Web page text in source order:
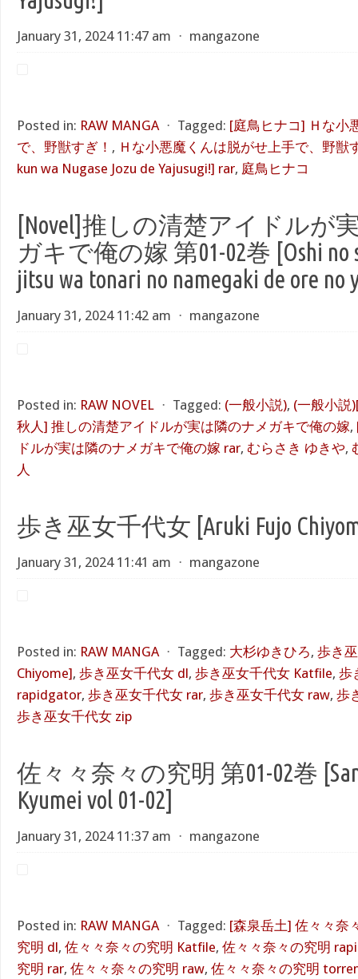
January 31, 2024 11:47 am ⋅ mangazone
Posted in: RAW MANGA ⋅ Tagged: [庭鳥ヒナコ] Ｈな小
で、野獣すぎ！ , Ｈな小悪魔くんは脱がせ上手で、野獣
kun wa Nugase Jozu de Yajusugi!] rar, 庭鳥ヒナコ
[Novel]推しの清楚アイドルが
ガキで俺の嫁 第01-02巻 [Oshi no
jitsu wa tonari no namegaki de ore no
January 31, 2024 11:42 am ⋅ mangazone
Posted in: RAW NOVEL ⋅ Tagged: (一般小説), (一般小説
秋人] 推しの清楚アイドルが実は隣のナメガキで俺の嫁,
ドルが実は隣のナメガキで俺の嫁 rar, むらさき ゆきや,
人
歩き巫女千代女 [Aruki Fujo
January 31, 2024 11:41 am ⋅ mangazone
Posted in: RAW MANGA ⋅ Tagged: 大杉ゆきひろ, 歩き
Chiyome], 歩き巫女千代女 dl, 歩き巫女千代女 Katfile, 歩
rapidgator, 歩き巫女千代女 rar, 歩き巫女千代女 raw, 歩
歩き巫女千代女 zip
佐々々奈々の究明 第01-02巻
Kyumei vol 01-02]
January 31, 2024 11:37 am ⋅ mangazone
Posted in: RAW MANGA ⋅ Tagged: [森泉岳土] 佐々々奈
究明 dl, 佐々々奈々の究明 Katfile, 佐々々奈々の究明
究明 rar, 佐々々奈々の究明 raw, 佐々々奈々の究明